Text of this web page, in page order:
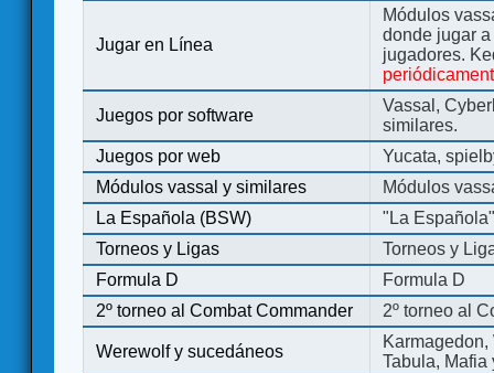
Jugar en Línea
Módulos
donde jugar
jugadores.
Juegos por software
Vassal,
similares.
Juegos por web
Yucata,
Módulos vassal y similares
Módulos
La Española (BSW)
"La
Torneos y Ligas
Torneos y
Formula D
Formula D
2º torneo al Combat Commander
2º torneo al
Werewolf y sucedáneos
Tabula, Mafia